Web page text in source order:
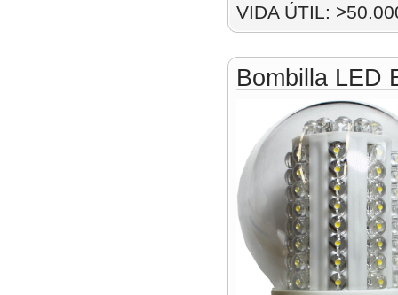
VIDA ÚTIL:
Bombilla LED